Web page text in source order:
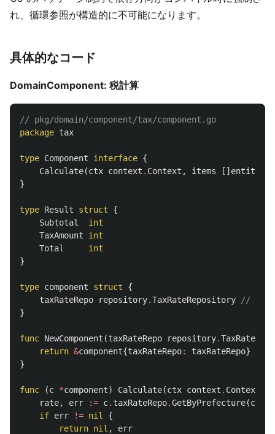
れ、循環参照が構造的に不可能になります。
具体的なコード
DomainComponent: 税計算
// pkg/domain/component/tax/component.go
package tax
type Component interface {
Calculate(ctx context . Context , items [] entity
}
type Result struct
{
Subtotal
int
TaxAmount
int
Total
int
}
type component struct
{
taxRateRepo
repository.TaxRateRepository
//
}
func NewComponent (taxRateRepo repository.
return &component{taxRateRepo: taxRateRepo}
}
func (c *component) Calculate(ctx context . Context
rate, err := c. taxRateRepo.GetByPrefecture(ctx
if err != nil
{
return nil ,
err